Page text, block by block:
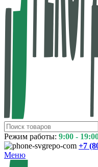
Режим работы: 9:00 -
+7
Меню